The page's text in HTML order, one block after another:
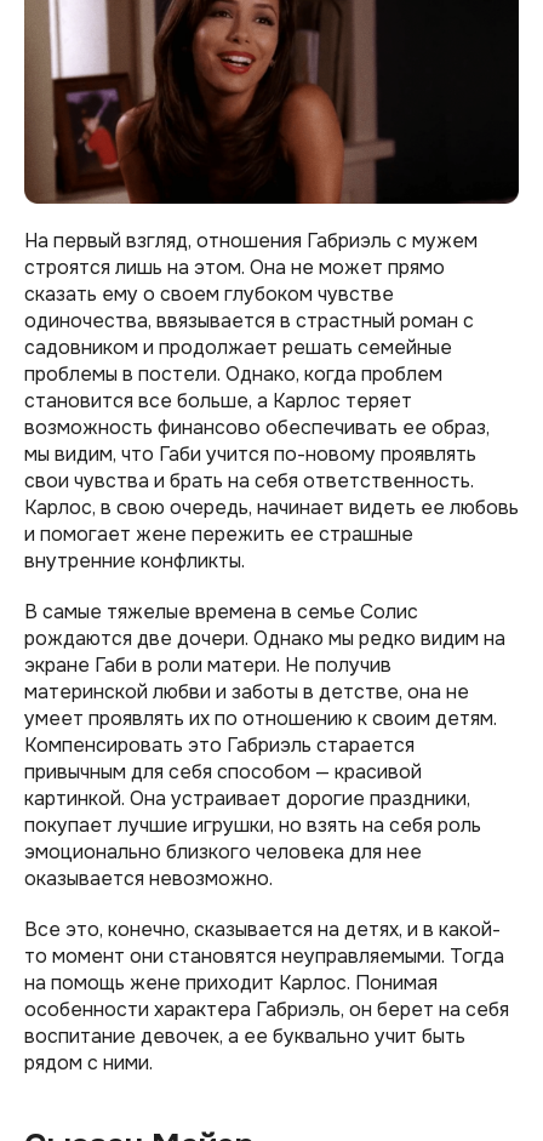
На первый взгляд, отношения Габриэль с мужем
строятся лишь на этом. Она не может прямо
сказать ему о своем глубоком чувстве
одиночества, ввязывается в страстный роман с
садовником и продолжает решать семейные
проблемы в постели. Однако, когда проблем
становится все больше, а Карлос теряет
возможность финансово обеспечивать ее образ,
мы видим, что Габи учится по-новому проявлять
свои чувства и брать на себя ответственность.
Карлос, в свою очередь, начинает видеть ее любовь
и помогает жене пережить ее страшные
внутренние конфликты.
В самые тяжелые времена в семье Солис
рождаются две дочери. Однако мы редко видим на
экране Габи в роли матери. Не получив
материнской любви и заботы в детстве, она не
умеет проявлять их по отношению к своим детям.
Компенсировать это Габриэль старается
привычным для себя способом — красивой
картинкой. Она устраивает дорогие праздники,
покупает лучшие игрушки, но взять на себя роль
эмоционально близкого человека для нее
оказывается невозможно.
Все это, конечно, сказывается на детях, и в какой-
то момент они становятся неуправляемыми. Тогда
на помощь жене приходит Карлос. Понимая
особенности характера Габриэль, он берет на себя
воспитание девочек, а ее буквально учит быть
рядом с ними.